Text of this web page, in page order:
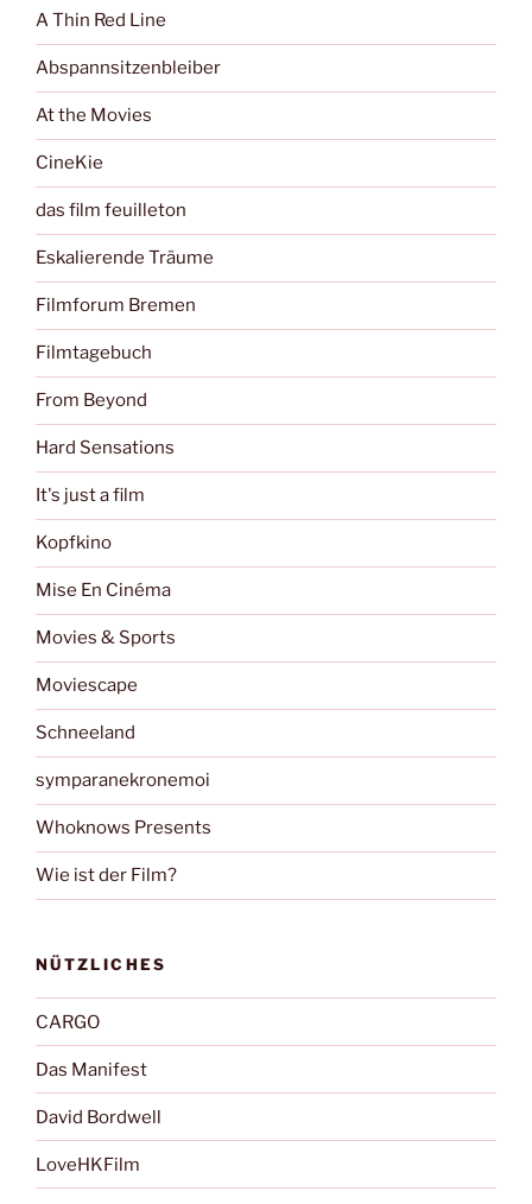
A Thin Red Line
Abspannsitzenbleiber
At the Movies
CineKie
das film feuilleton
Eskalierende Träume
Filmforum Bremen
Filmtagebuch
From Beyond
Hard Sensations
It's just a film
Kopfkino
Mise En Cinéma
Movies & Sports
Moviescape
Schneeland
symparanekronemoi
Whoknows Presents
Wie ist der Film?
NÜTZLICHES
CARGO
Das Manifest
David Bordwell
LoveHKFilm